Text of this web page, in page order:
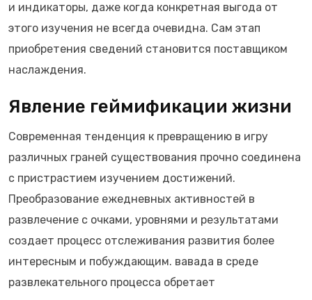
и индикаторы, даже когда конкретная выгода от
этого изучения не всегда очевидна. Сам этап
приобретения сведений становится поставщиком
наслаждения.
Явление геймификации жизни
Современная тенденция к превращению в игру
различных граней существования прочно соединена
с пристрастием изучением достижений.
Преобразование ежедневных активностей в
развлечение с очками, уровнями и результатами
создает процесс отслеживания развития более
интересным и побуждающим. вавада в среде
развлекательного процесса обретает